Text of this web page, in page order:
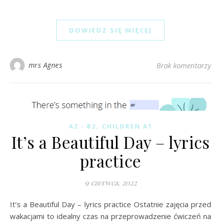
DOWIEDZ SIĘ WIĘCEJ
mrs Agnes Brak komentarzy
A2 - B2, CHILDREN A1
It’s a Beautiful Day – lyrics
practice
9 czerwca, 2022
It’s a Beautiful Day – lyrics practice Ostatnie zajęcia przed
wakacjami to idealny czas na przeprowadzenie ćwiczeń na